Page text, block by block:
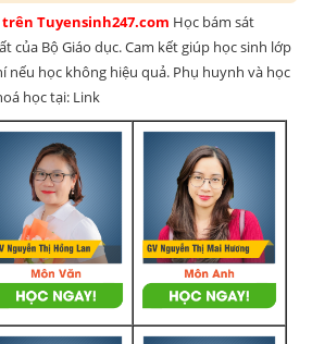
Tuyensinh247.com Học bám sát
của Bộ Giáo dục. Cam kết giúp học sinh lớp
nếu học không hiệu quả. Phụ huynh và học
học tại: Link